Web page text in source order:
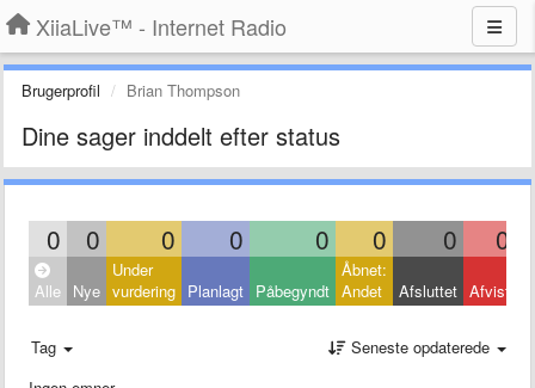
XiiaLive™ - Internet Radio
Brugerprofil Brian Thompson
Dine sager inddelt efter status
0 0 0 0 0 0 0 0
Alle Nye
Under
vurdering Planlagt Påbegyndt
Åbnet:
Andet
Afsluttet Afvist
Tag
Seneste opdaterede